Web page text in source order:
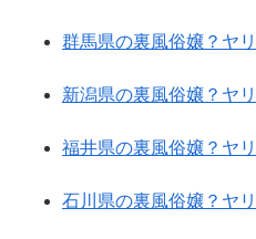
群馬県の裏風俗嬢？ヤ
新潟県の裏風俗嬢？ヤ
福井県の裏風俗嬢？ヤ
石川県の裏風俗嬢？ヤ